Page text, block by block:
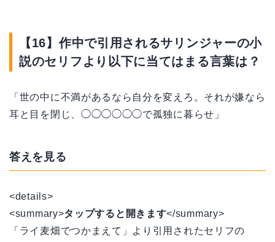
【16】作中で引用されるサリンジャーの小
説のセリフより以下に当てはまる言葉は？
「世の中に不満があるなら自分を変えろ。それが嫌なら
耳と目を閉じ、◯◯◯◯◯◯で孤独に暮らせ」
答えを見る
<details>
<summary>タップすると開きます</summary>
「ライ麦畑でつかまえて」より引用されたセリフの